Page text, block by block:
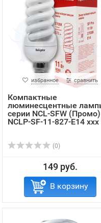
избранное сравнить
Компактные
люминесцентные
серии NCL-SFW (Промо)
NCLP-SF-11-827-E14 xxx
(0)
149 руб.
В корзину